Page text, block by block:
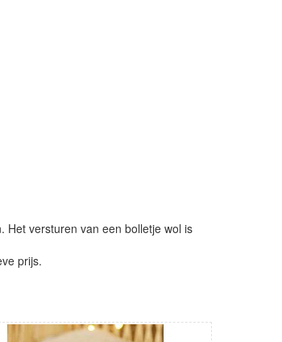
Het versturen van een bolletje wol is
prijs.